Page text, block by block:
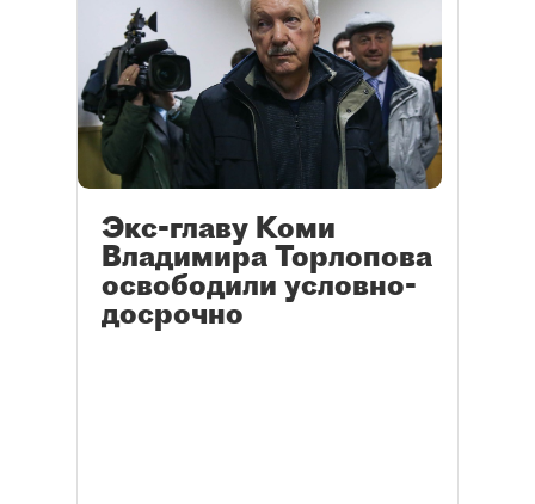
Экс-главу Коми
Владимира Торлопова
освободили условно-
досрочно